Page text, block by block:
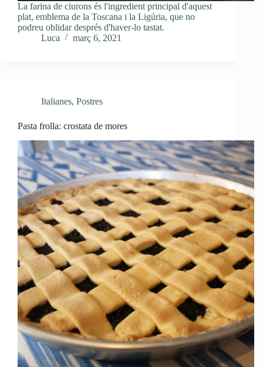
La farina de ciurons és l'ingredient principal d'aquest
plat, emblema de la Toscana i la Ligúria, que no
podreu oblidar després d'haver-lo tastat.
Luca
març 6, 2021
Italianes, Postres
Pasta frolla: crostata de mores